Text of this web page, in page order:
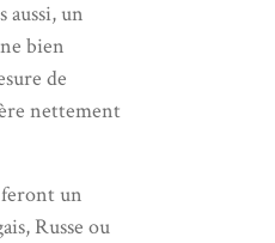
aussi, un
bien
de
nettement
feront un
Russe ou